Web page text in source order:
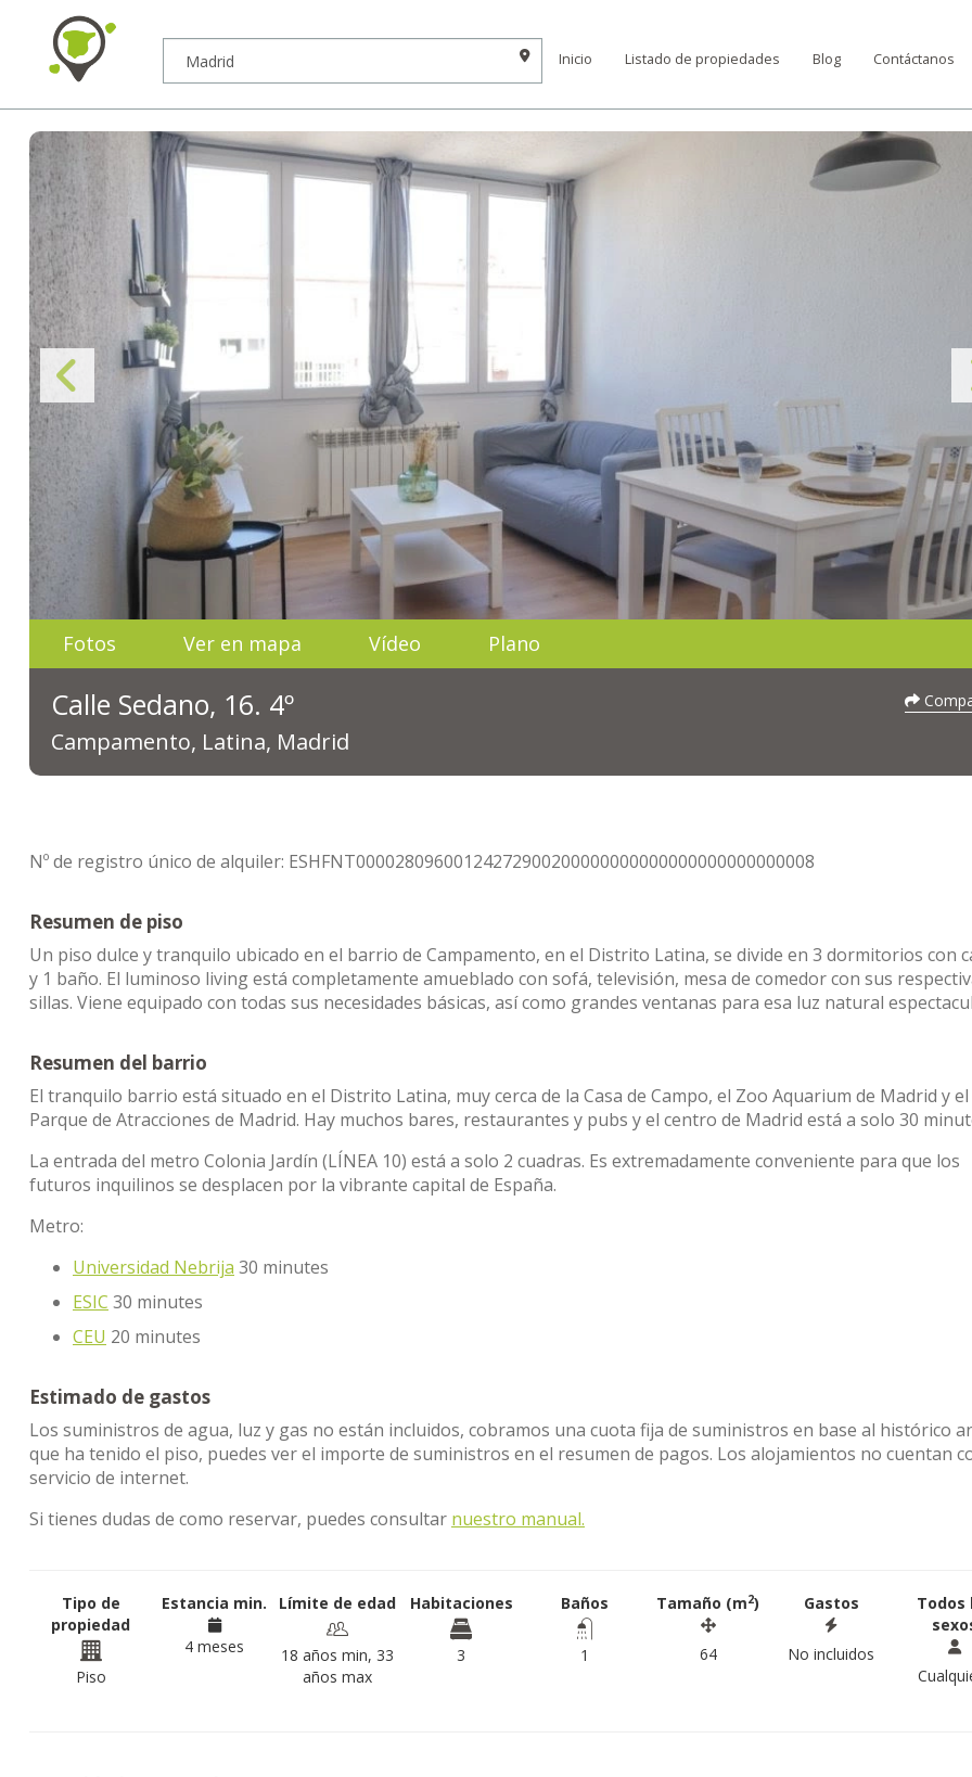
Inicio Listado de propiedades Blog Contáctanos
Fotos Ver en mapa Vídeo Plano
Calle Sedano, 16. 4º
Campamento, Latina, Madrid
Nº de registro único de alquiler: ESHFNT00002809600124272900200000000000000000000000008
Resumen de piso
Un piso dulce y tranquilo ubicado en el barrio de Campamento, en el Distrito Latina, se divide en 3 dormitorios con
y 1 baño. El luminoso living está completamente amueblado con sofá, televisión, mesa de comedor con sus
sillas. Viene equipado con todas sus necesidades básicas, así como grandes ventanas para esa luz natural
Resumen del barrio
El tranquilo barrio está situado en el Distrito Latina, muy cerca de la Casa de Campo, el Zoo Aquarium de Madrid y el
Parque de Atracciones de Madrid. Hay muchos bares, restaurantes y pubs y el centro de Madrid está a solo 30
La entrada del metro Colonia Jardín (LÍNEA 10) está a solo 2 cuadras. Es extremadamente conveniente para que los
futuros inquilinos se desplacen por la vibrante capital de España.
Metro:
Universidad Nebrija 30 minutes
ESIC 30 minutes
CEU 20 minutes
Estimado de gastos
Los suministros de agua, luz y gas no están incluidos, cobramos una cuota fija de suministros en base al histórico
que ha tenido el piso, puedes ver el importe de suministros en el resumen de pagos. Los alojamientos no cuentan
servicio de internet.
Si tienes dudas de como reservar, puedes consultar nuestro manual.
Tipo de
propiedad
Piso
Estancia min.
4 meses
Límite de edad
18 años min, 33
años max
Habitaciones
3
Baños
1
Tamaño (m2)
64
Gastos
No incluidos
Todos